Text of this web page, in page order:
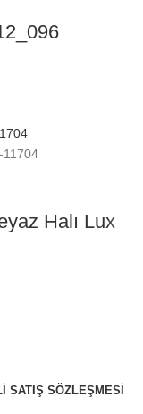
Halı Lux
SATIŞ SÖZLEŞMESI